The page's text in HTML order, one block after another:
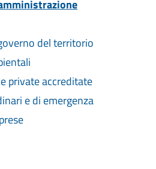
del territorio
private accreditate
e di emergenza